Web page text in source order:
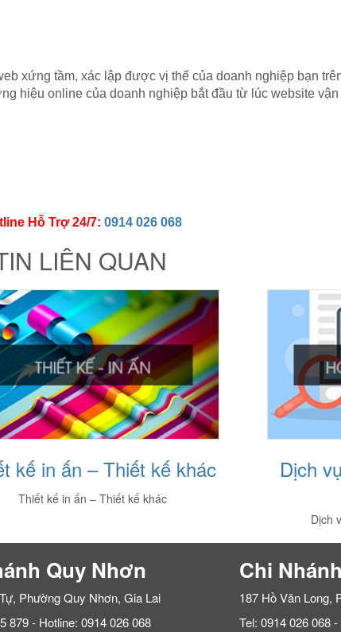
xứng tầm, xác lập được vị thế của doanh nghiệp bạn
hiệu online của doanh nghiệp bắt đầu từ lúc website
Hỗ Trợ 24/7: 0914 026 068
LIÊN QUAN
kế in ấn – Thiết kế khác
Thiết kế in ấn – Thiết kế khác
Dịch
Dịch
Quy Nhơn
Phường Quy Nhơn, Gia Lai
879 - Hotline: 0914 026 068
Chi
187 Hồ Văn Long,
Tel: 0914 026 068